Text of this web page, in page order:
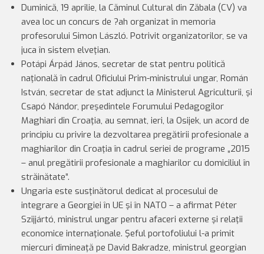
Duminică, 19 aprilie, la Căminul Cultural din Zăbala (CV) va
avea loc un concurs de ?ah organizat în memoria
profesorului Simon László. Potrivit organizatorilor, se va
juca în sistem elveţian.
Potápi Árpád János, secretar de stat pentru politică
naţională în cadrul Oficiului Prim-ministrului ungar, Román
István, secretar de stat adjunct la Ministerul Agriculturii, şi
Csapó Nándor, preşedintele Forumului Pedagogilor
Maghiari din Croaţia, au semnat, ieri, la Osijek, un acord de
principiu cu privire la dezvoltarea pregătirii profesionale a
maghiarilor din Croaţia în cadrul seriei de programe „2015
– anul pregătirii profesionale a maghiarilor cu domiciliul în
străinătate”.
Ungaria este susţinătorul dedicat al procesului de
integrare a Georgiei în UE şi în NATO – a afirmat Péter
Szijjártó, ministrul ungar pentru afaceri externe şi relaţii
economice internaţionale. Şeful portofoliului l-a primit
miercuri dimineaţă pe David Bakradze, ministrul georgian